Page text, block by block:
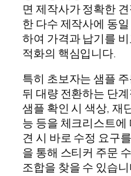
면 제작사가 정확한
한 다수 제작사에 동
하여 가격과 납기를
적화의 핵심입니다.
특히 초보자는 샘플
뒤 대량 전환하는 단
샘플 확인 시 색상, 재
능 등을 체크리스트
견 시 바로 수정 요구
을 통해 스티커 주문
조합을 찾을 수 있습